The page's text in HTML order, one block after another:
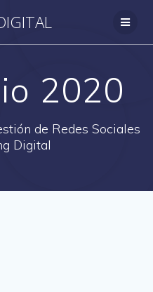
2020
de Redes Sociales
Digital